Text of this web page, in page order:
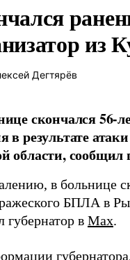
из
Дегтярёв
скончался
в результате
области,
в больнице
БПЛА в
губернатор в Max.